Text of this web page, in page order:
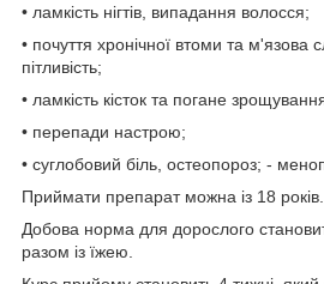
• ламкість нігтів, випадання волосся;
• почуття хронічної втоми та м'язова
пітливість;
• ламкість кісток та погане
• перепади настрою;
• суглобовий біль, остеопороз; -
Приймати препарат можна із 18 років.
Добова норма для дорослого
разом із їжею.